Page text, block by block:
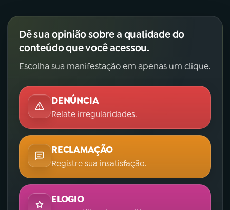
Dê sua opinião sobre a qualidade do
conteúdo que você acessou.
Escolha sua manifestação em apenas um clique.
DENÚNCIA
Relate irregularidades.
RECLAMAÇÃO
Registre sua insatisfação.
ELOGIO